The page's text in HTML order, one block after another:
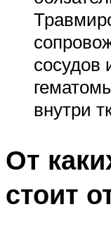
сосудов
внутри
От
стоит